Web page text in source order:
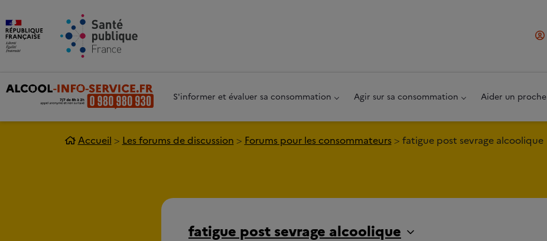
S'informer et évaluer sa consommation Agir sur sa consommation Aider un proche
Accueil Les forums de discussion Forums pour les consommateurs fatigue post sevrage alcoolique
fatigue post sevrage alcoolique